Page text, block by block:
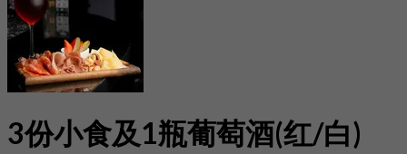
3份小食及1瓶葡萄酒(红/白)